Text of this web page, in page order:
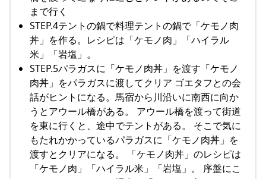
まで行く
STEP.4テントの鍋で料理テントの鍋で「ケモノ肉
丼」を作る。レシピは「ケモノ肉」「ハイラル
米」「岩塩」。
STEP.5パラガスに「ケモノ肉丼」を渡す「ケモノ
肉丼」をパラガスに渡してクリア ゴエタフとの会
話がヒントになる。馬宿から川沿いに南西に向か
うとアウール橋がある。 アウール橋を渡って街道
を東に行くと、途中でテントがある。 そこで気に
もたれかかっているパラガスに「ケモノ肉丼」を
渡すとクリアになる。 「ケモノ肉丼」のレシピは
「ケモノ肉」「ハイラル米」「岩塩」。 序盤にこ